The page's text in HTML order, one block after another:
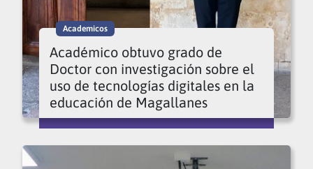
Academicos
Académico obtuvo grado de
Doctor con investigación sobre el
uso de tecnologías digitales en la
educación de Magallanes